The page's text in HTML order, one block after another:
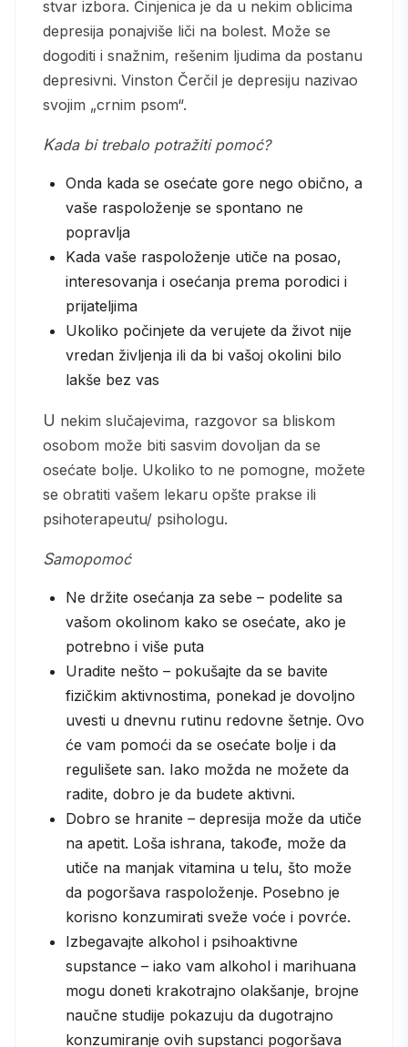
stvar izbora. Činjenica je da u nekim oblicima
depresija ponajviše liči na bolest. Može se
dogoditi i snažnim, rešenim ljudima da postanu
depresivni. Vinston Čerčil je depresiju nazivao
svojim „crnim psom“.
Kada bi trebalo potražiti pomoć?
Onda kada se osećate gore nego obično, a
vaše raspoloženje se spontano ne
popravlja
Kada vaše raspoloženje utiče na posao,
interesovanja i osećanja prema porodici i
prijateljima
Ukoliko počinjete da verujete da život nije
vredan življenja ili da bi vašoj okolini bilo
lakše bez vas
U nekim slučajevima, razgovor sa bliskom
osobom može biti sasvim dovoljan da se
osećate bolje. Ukoliko to ne pomogne, možete
se obratiti vašem lekaru opšte prakse ili
psihoterapeutu/ psihologu.
Samopomoć
Ne držite osećanja za sebe – podelite sa
vašom okolinom kako se osećate, ako je
potrebno i više puta
Uradite nešto – pokušajte da se bavite
fizičkim aktivnostima, ponekad je dovoljno
uvesti u dnevnu rutinu redovne šetnje. Ovo
će vam pomoći da se osećate bolje i da
regulišete san. Iako možda ne možete da
radite, dobro je da budete aktivni.
Dobro se hranite – depresija može da utiče
na apetit. Loša ishrana, takođe, može da
utiče na manjak vitamina u telu, što može
da pogoršava raspoloženje. Posebno je
korisno konzumirati sveže voće i povrće.
Izbegavajte alkohol i psihoaktivne
supstance – iako vam alkohol i marihuana
mogu doneti krakotrajno olakšanje, brojne
naučne studije pokazuju da dugotrajno
konzumiranje ovih supstanci pogoršava